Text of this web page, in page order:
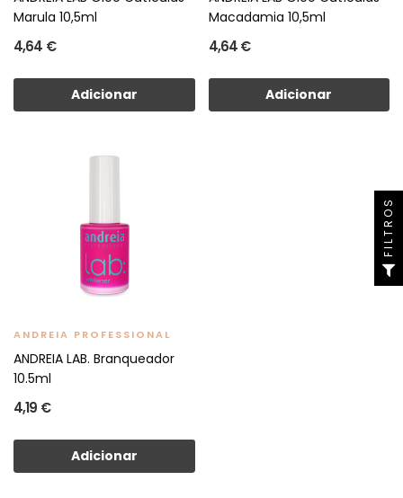
Marula 10,5ml
4,64 €
Adicionar
Macadamia 10,5ml
4,64 €
Adicionar
ANDREIA PROFESSIONAL
ANDREIA LAB. Branqueador
10.5ml
4,19 €
Adicionar
FILTROS